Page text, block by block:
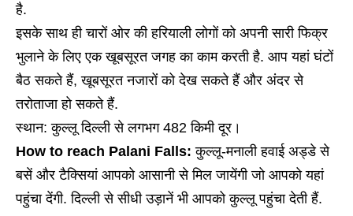
है.
इसके साथ ही चारों ओर की हरियाली लोगों को अपनी सारी फिक्र
भुलाने के लिए एक खूबसूरत जगह का काम करती है. आप यहां घंटों
बैठ सकते हैं, खूबसूरत नजारों को देख सकते हैं और अंदर से
तरोताजा हो सकते हैं.
स्थान: कुल्लू दिल्ली से लगभग 482 किमी दूर।
How to reach Palani Falls: कुल्लू-मनाली हवाई अड्डे से
बसें और टैक्सियां आपको आसानी से मिल जायेंगी जो आपको यहां
पहुंचा देंगी. दिल्ली से सीधी उड़ानें भी आपको कुल्लू पहुंचा देती हैं.